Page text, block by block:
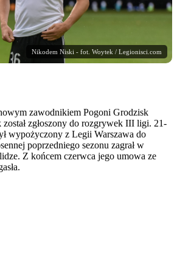
Nikodem Niski - fot. Woytek / Legionisci.com
zawodnikiem Pogoni Grodzisk
zgłoszony do rozgrywek III ligi. 21-
wypożyczony z Legii Warszawa do
poprzedniego sezonu zagrał w
Z końcem czerwca jego umowa ze